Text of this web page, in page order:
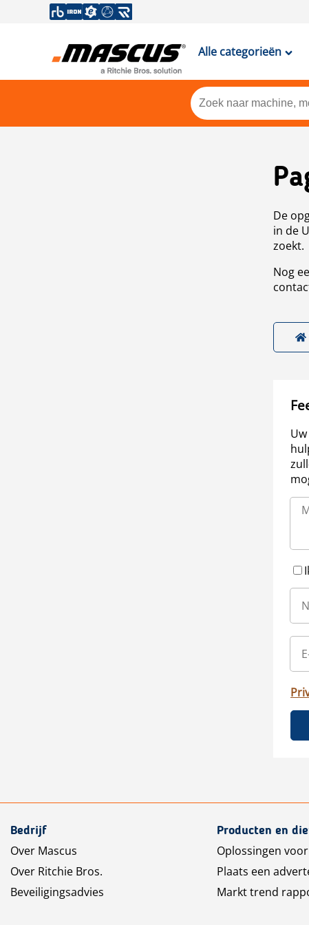
Alle categorieën
De
in de
zoekt.
Nog
Bedrijf
Over Mascus
Over Ritchie Bros.
Beveiligingsadvies
Producten en
Oplossingen
Plaats een
Markt trend